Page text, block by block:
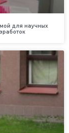
для научных